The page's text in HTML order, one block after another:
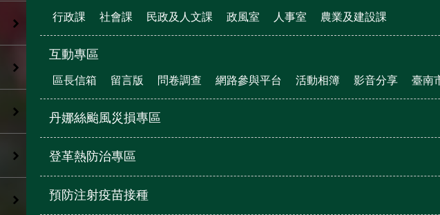
行政課 社會課 民政及人文課 政風室 人事室 農業及建設課
互動專區
區長信箱 留言版 問卷調查 網路參與平台 活動相簿 影音分享 臺南
丹娜絲颱風災損專區
登革熱防治專區
預防注射疫苗接種